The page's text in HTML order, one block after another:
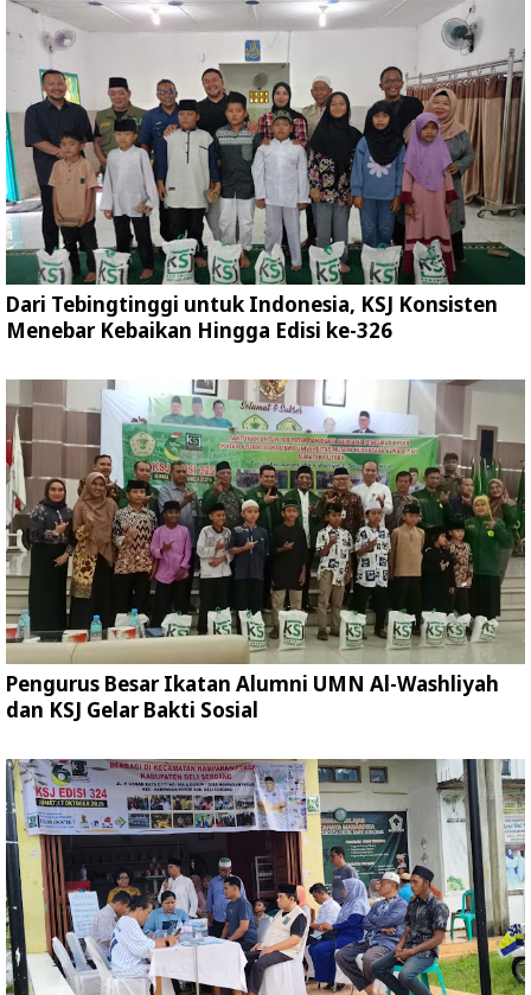
Dari Tebingtinggi untuk Indonesia, KSJ Konsisten
Menebar Kebaikan Hingga Edisi ke-326
Pengurus Besar Ikatan Alumni UMN Al-Washliyah
dan KSJ Gelar Bakti Sosial